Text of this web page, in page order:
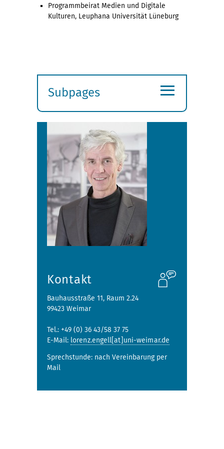
Programmbeirat Medien und Digitale
Kulturen, Leuphana Universität Lüneburg
Subpages
≡
Kontakt
Bauhausstraße 11, Raum 2.24
99423 Weimar
Tel.: +49 (0) 36 43/58 37 75
E-Mail: lorenz.engell[at]uni-weimar.de
Sprechstunde: nach Vereinbarung per
Mail